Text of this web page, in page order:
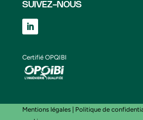
SUIVEZ-NOUS
Certifié OPQIBI
Mentions légales| Politique de